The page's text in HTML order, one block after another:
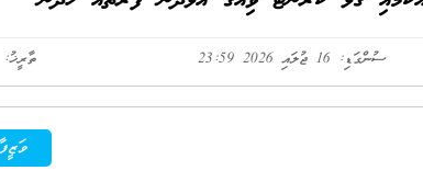
ތާރީޚު: 09 ޖުލައި 2026 ސުންގަޑި: 16 ޖުލައި 2026 23:59